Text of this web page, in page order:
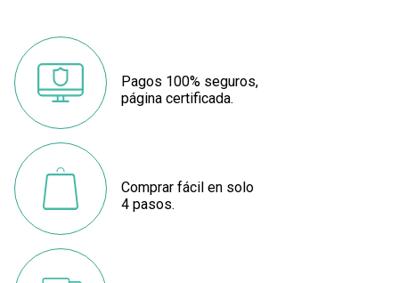
Pagos 100% seguros,
página certificada.
Comprar fácil en solo
4 pasos.